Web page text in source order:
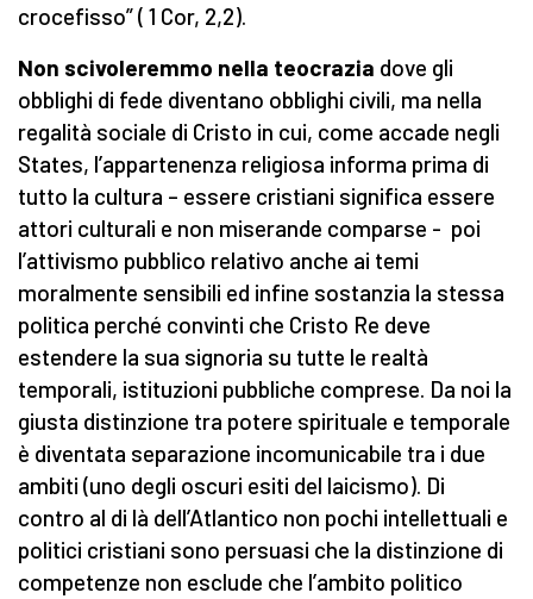
crocefisso” ( 1 Cor, 2,2).
Non scivoleremmo nella teocrazia dove gli
obblighi di fede diventano obblighi civili, ma nella
regalità sociale di Cristo in cui, come accade negli
States, l’appartenenza religiosa informa prima di
tutto la cultura – essere cristiani significa essere
attori culturali e non miserande comparse - poi
l’attivismo pubblico relativo anche ai temi
moralmente sensibili ed infine sostanzia la stessa
politica perché convinti che Cristo Re deve
estendere la sua signoria su tutte le realtà
temporali, istituzioni pubbliche comprese. Da noi la
giusta distinzione tra potere spirituale e temporale
è diventata separazione incomunicabile tra i due
ambiti (uno degli oscuri esiti del laicismo). Di
contro al di là dell’Atlantico non pochi intellettuali e
politici cristiani sono persuasi che la distinzione di
competenze non esclude che l’ambito politico